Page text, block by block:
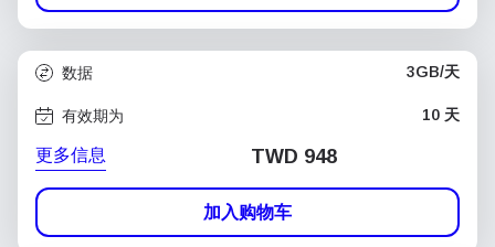
数据 3GB/天
有效期为 10 天
更多信息 TWD 948
加入购物车